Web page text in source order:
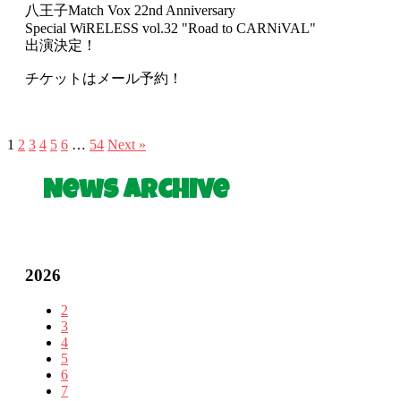
八王子Match Vox 22nd Anniversary
Special WiRELESS vol.32 "Road to CARNiVAL"
出演決定！
チケットはメール予約！
1 2 3 4 5 6 … 54 Next »
News Archive
2026
2
3
4
5
6
7